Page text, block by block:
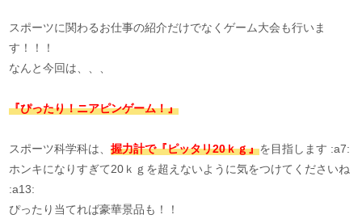
スポーツに関わるお仕事の紹介だけでなくゲーム大会も行いま
す！！！
なんと今回は、、、
『ぴったり！ニアピンゲーム！』
スポーツ科学科は、握力計で『ピッタリ20ｋｇ』を目指します :a7:
ホンキになりすぎて20ｋｇを超えないように気をつけてくださいね
:a13:
ぴったり当てれば豪華景品も！！